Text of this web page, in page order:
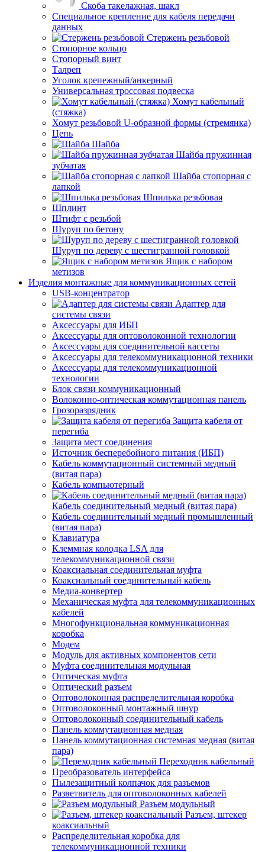
Скоба такелажная, шакл
Специальное крепление для кабеля передачи
данных
Стержень резьбовой
Стопорное кольцо
Стопорный винт
Талреп
Уголок крепежный/анкерный
Универсальная троссовая подвеска
Хомут кабельный
(стяжка)
Хомут резьбовой U-образной формы (стремянка)
Цепь
Шайба
Шайба пружинная
зубчатая
Шайба стопорная с
лапкой
Шпилька резьбовая
Шплинт
Штифт с резьбой
Шуруп по бетону
Шуруп по дереву с шестигранной головкой
Ящик с набором
метизов
Изделия монтажные для коммуникационных сетей
USB-концентратор
Адаптер для
системы связи
Аксессуары для ИБП
Аксессуары для оптоволоконной технологии
Аксессуары для соединительной кассеты
Аксессуары для телекоммуникационной техники
Аксессуары для телекоммуникационной
технологии
Блок связи коммуникационный
Волоконно-оптическая коммутационная панель
Грозоразрядник
Защита кабеля от
перегиба
Защита мест соединения
Источник бесперебойного питания (ИБП)
Кабель коммутационный системный медный
(витая пара)
Кабель компьютерный
Кабель соединительный медный (витая пара)
Кабель соединительный медный промышленный
(витая пара)
Клавиатура
Клеммная колодка LSA для
телекоммуникационной связи
Коаксиальная соединительная муфта
Коаксиальный соединительный кабель
Медиа-конвертер
Механическая муфта для телекоммуникационных
кабелей
Многофункциональная коммуникационная
коробка
Модем
Модуль для активных компонентов сети
Муфта соединительная модульная
Оптическая муфта
Оптический разъем
Оптоволоконная распределительная коробка
Оптоволоконный монтажный шнур
Оптоволоконный соединительный кабель
Панель коммутационная медная
Панель коммутационная системная медная (витая
пара)
Переходник кабельный
Преобразователь интерфейса
Пылезащитный колпачок для разъемов
Разветвитель для оптоволоконных кабелей
Разъем модульный
Разъем, штекер
коаксиальный
Распределительная коробка для
телекоммуникационной техники